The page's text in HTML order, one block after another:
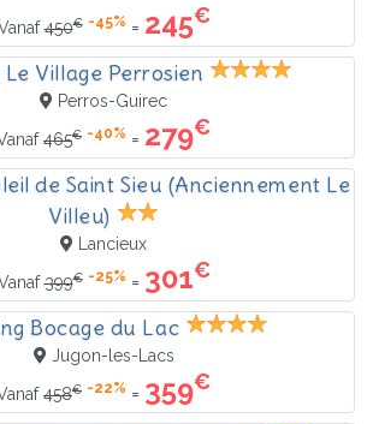
450€ -45% = 245€
Le Village Perrosien
Perros-Guirec
465€ -40% = 279€
de Saint Sieu (Anciennement Le
Villeu)
Lancieux
399€ -25% = 301€
Bocage du Lac
Jugon-les-Lacs
458€ -22% = 359€